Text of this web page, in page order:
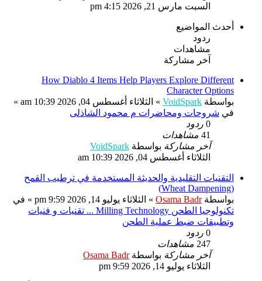
السبت مارس 21, 2026 4:15 pm
أحدث المواضيع
ردود
مشاهدات
آخر مشاركة
How Diablo 4 Items Help Players Explore Different
Character Options
بواسطة VoidSpark
» الثلاثاء أغسطس 04, 2026 10:39 am »
في شروحات ومحاضرات م محمود الشاذلى
0 ردود
41 مشاهدات
آخر مشاركة بواسطة VoidSpark
الثلاثاء أغسطس 04, 2026 10:39 am
التقنيات التقليدية والحديثة المستخدمة في ترطيب القمح
(Wheat Dampening)
بواسطةOsama Badr » الثلاثاء يوليو 14, 2026 9:59 pm » في
تكنولوجيا الطحن Milling Technology ... تقنيات و فنيات
وتطبيقات ضبط عملية الطحن
0 ردود
247 مشاهدات
آخر مشاركة بواسطةOsama Badr
الثلاثاء يوليو 14, 2026 9:59 pm